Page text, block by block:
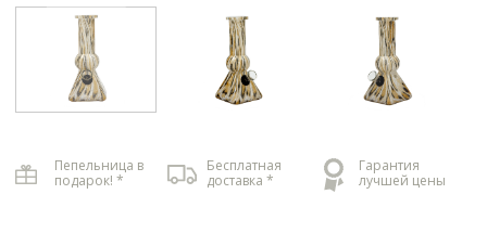
Пепельница в
подарок! *
Бесплатная
доставка *
Гарантия
лучшей цены